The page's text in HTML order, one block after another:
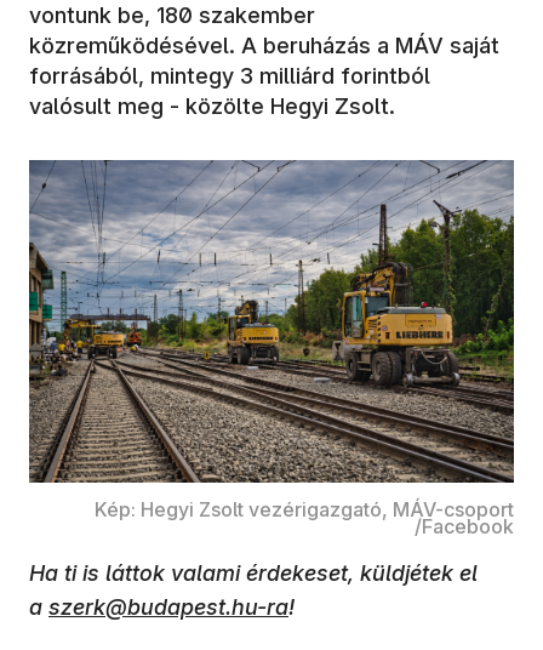
vontunk be, 180 szakember
közreműködésével. A beruházás a MÁV saját
forrásából, mintegy 3 milliárd forintból
valósult meg - közölte Hegyi Zsolt.
Kép: Hegyi Zsolt vezérigazgató, MÁV-csoport
/Facebook
Ha ti is láttok valami érdekeset, küldjétek el
a szerk@budapest.hu-ra!